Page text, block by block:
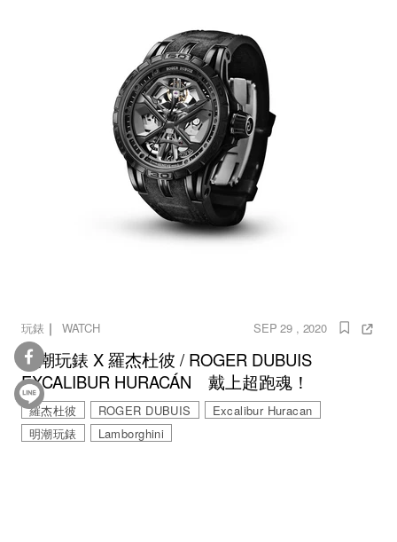
玩錶 ｜ WATCH SEP 29 , 2020
明潮玩錶 X 羅杰杜彼 / ROGER DUBUIS
EXCALIBUR HURACÁN 戴上超跑魂！
羅杰杜彼 ROGER DUBUIS
Excalibur Huracan
明潮玩錶
Lamborghini